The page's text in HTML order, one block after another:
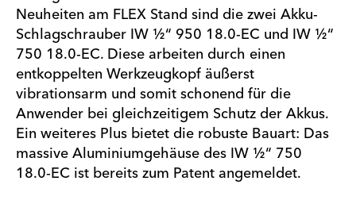
Neuheiten am FLEX Stand sind die zwei Akku-
Schlagschrauber IW ½“ 950 18.0-EC und IW ½“
750 18.0-EC. Diese arbeiten durch einen
entkoppelten Werkzeugkopf äußerst
vibrationsarm und somit schonend für die
Anwender bei gleichzeitigem Schutz der Akkus.
Ein weiteres Plus bietet die robuste Bauart: Das
massive Aluminiumgehäuse des IW ½“ 750
18.0-EC ist bereits zum Patent angemeldet.